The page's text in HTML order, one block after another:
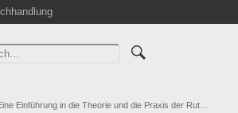
Einführung in die Theorie und die Praxis der Rut…